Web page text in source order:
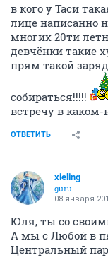
в кого у Таси
лице написанно
многих 20ти
девчёнки такие
прям такой
собираться!!!!!
встречу в каком-
ОТВЕТИТЬ
xieling
guru
08 января
Юля, ты со
А мы с Любой в
Центральный